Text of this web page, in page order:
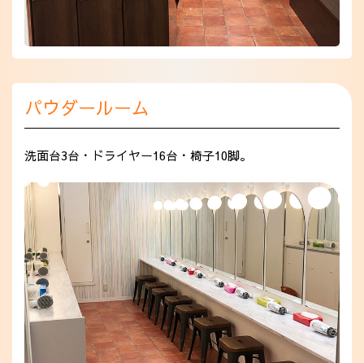
パウダールーム
洗面台3台・ドライヤー16台・椅子10脚。